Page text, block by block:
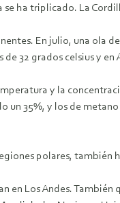
ha triplicado. La
En julio, una ola
32 grados celsius y
y la
35%, y los de
polares,
en Los Andes.